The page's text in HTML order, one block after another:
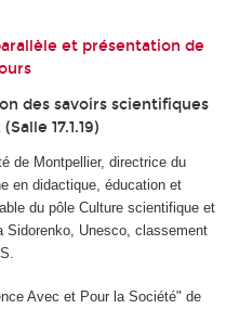
et présentation de
des savoirs scientifiques
17.1.19)
de Montpellier, directrice du
en didactique, éducation et
du pôle Culture scientifique et
Sidorenko, Unesco, classement
Avec et Pour la Société" de